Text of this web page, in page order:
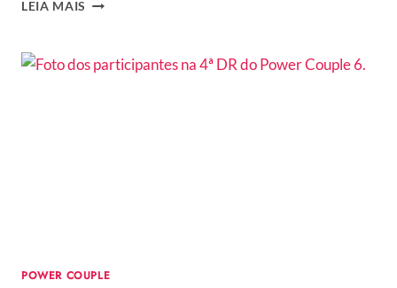
LEIA MAIS
POWER
COUPLE
DR
POWER COUPLE